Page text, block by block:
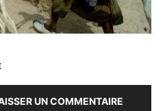
UN COMMENTAIRE